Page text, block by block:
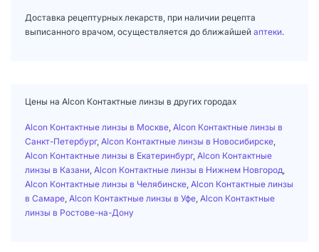
Доставка рецептурных лекарств, при наличии рецепта
выписанного врачом, осуществляется до ближайшей аптеки.
Цены на Alcon Контактные линзы в других городах
Alcon Контактные линзы в Москве Alcon Контактные линзы в
Санкт-Петербург, Alcon Контактные линзы в Новосибирске
Alcon Контактные линзы в Екатеринбург, Alcon Контактные
линзы в Казани Alcon Контактные линзы в Нижнем Новгород
Alcon Контактные линзы в Челябинске Alcon Контактные линзы
в Самаре Alcon Контактные линзы в Уфе Alcon Контактные
линзы в Ростове-на-Дону